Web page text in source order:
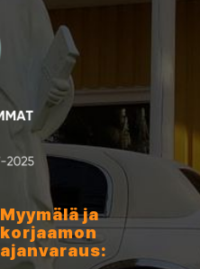
Myymälä ja
korjaamon
ajanvaraus: